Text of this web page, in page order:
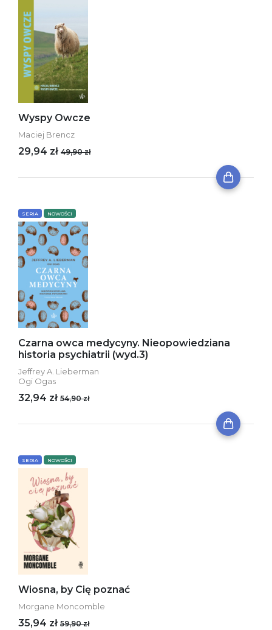
Wyspy Owcze
Maciej Brencz
29,94 zł 49,90 zł
SERIA NOWOŚCI
Czarna owca medycyny. Nieopowiedziana
historia psychiatrii (wyd.3)
Jeffrey A. Lieberman
Ogi Ogas
32,94 zł 54,90 zł
SERIA NOWOŚCI
Wiosna, by Cię poznać
Morgane Moncomble
35,94 zł 59,90 zł